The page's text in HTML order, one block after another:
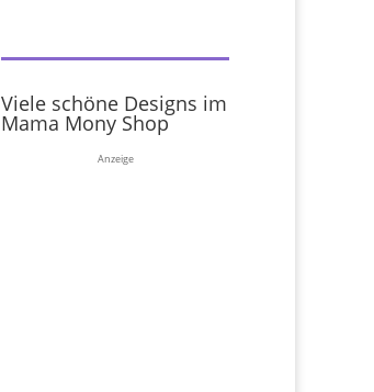
Viele schöne Designs im
Mama Mony Shop
Anzeige